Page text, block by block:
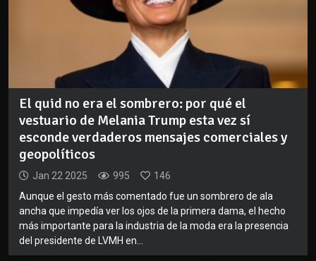
El quid no era el sombrero: por qué el
vestuario de Melania Trump esta vez sí
esconde verdaderos mensajes comerciales y
geopolíticos
Jan 22 2025 995
146
Aunque el gesto más comentado fue un sombrero de ala
ancha que impedía ver los ojos de la primera dama, el hecho
más importante para la industria de la moda era la presencia
del presidente de LVMH en...